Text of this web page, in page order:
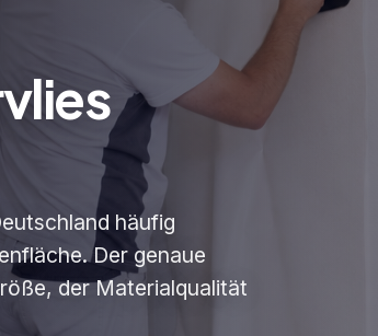
häufig
Der genaue
der Materialqualität